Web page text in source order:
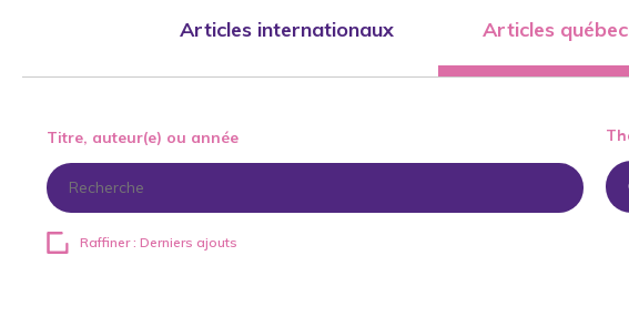
Articles internationaux Articles
Titre, auteur(e) ou année
Raffiner : Derniers ajouts